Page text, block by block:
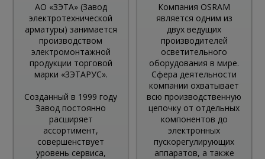
АО «ЗЭТА» (Завод
электротехнической
арматуры) занимается
производством
электромонтажной
продукции торговой
марки «ЗЭТАРУС».
Созданный в 1999 году
Завод постоянно
расширяет
ассортимент,
совершенствует
уровень сервиса,
Компания OSRAM
является одним из
двух ведущих
производителей
осветительного
оборудования в мире.
Сфера деятельности
компании охватывает
всю производственную
цепочку от отдельных
компонентов до
электронных
пускорегулирующих
аппаратов, а также